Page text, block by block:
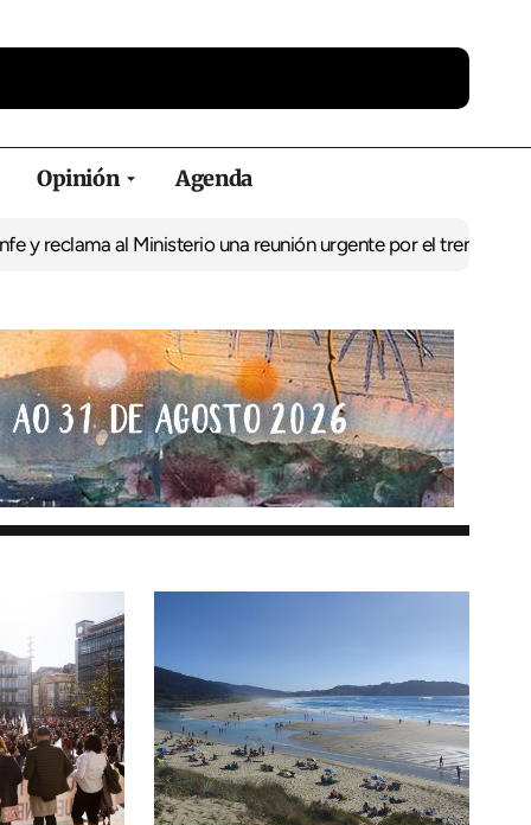
Opinión Agenda
al Ministerio una reunión urgente por el trenEl BNG exige la